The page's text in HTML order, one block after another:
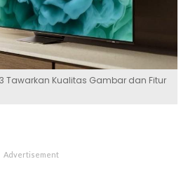
Tawarkan Kualitas Gambar dan Fitur